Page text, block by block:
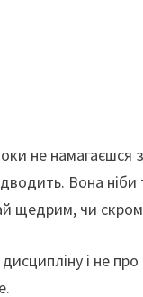
не
Вона
щедрим, чи
і не